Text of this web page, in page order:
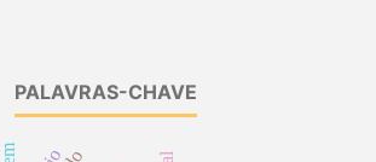
PALAVRAS-CHAVE